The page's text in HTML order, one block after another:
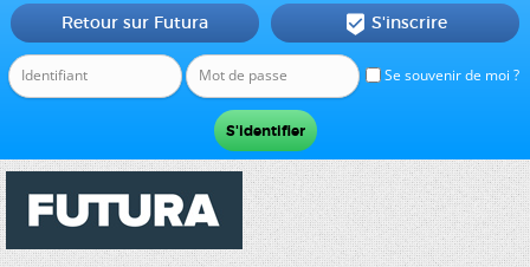
Se souvenir de moi ?
Retour sur Futura  S'inscrire